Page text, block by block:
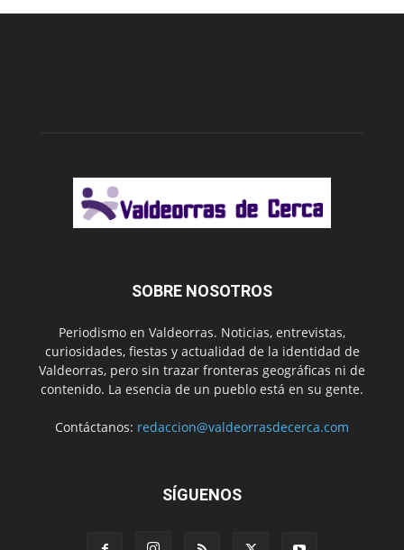
SOBRE NOSOTROS
Periodismo en Valdeorras. Noticias, entrevistas,
curiosidades, fiestas y actualidad de la identidad de
Valdeorras, pero sin trazar fronteras geográficas ni de
contenido. La esencia de un pueblo está en su gente.
Contáctanos: redaccion@valdeorrasdecerca.com
SÍGUENOS